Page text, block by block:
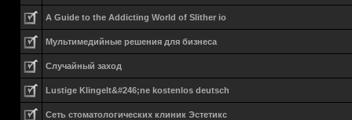
A Guide to the Addicting World of Slither io
Мультимедийные решения для бизнеса
Случайный заход
Lustige Klingelt&#246;ne kostenlos deutsch
Сеть стоматологических клиник Эстетикс